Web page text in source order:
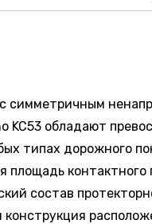
симметричным
KC53 обладают
типах дорожного
площадь
состав